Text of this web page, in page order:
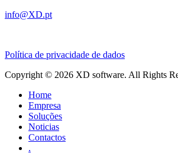
info@XD.pt
Política de privacidade de dados
Copyright © 2026 XD software. All Rights
Home
Empresa
Soluções
Noticias
Contactos
.